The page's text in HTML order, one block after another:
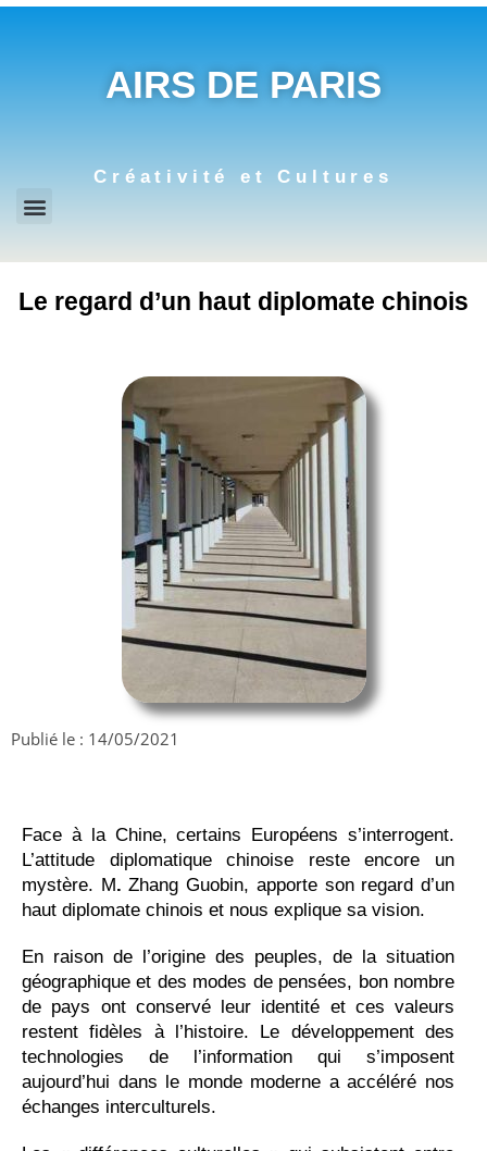
AIRS DE PARIS
Créativité et Cultures
Le regard d’un haut diplomate chinois
Publié le : 14/05/2021
Face à la Chine, certains Européens s’interrogent.
L’attitude diplomatique chinoise reste encore un
mystère. M.Zhang Guobin, apporte son regard d’un
haut diplomate chinois et nous explique sa vision.
En raison de l’origine des peuples, de la situation
géographique et des modes de pensées, bon nombre
de pays ont conservé leur identité et ces valeurs
restent fidèles à l’histoire. Le développement des
technologies de l’information qui s’imposent
aujourd’hui dans le monde moderne a accéléré nos
échanges interculturels.